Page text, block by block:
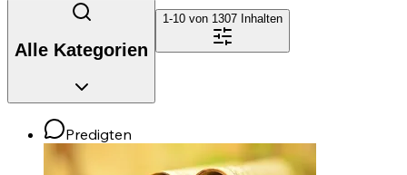
Alle Kategorien
1-10 von 1307 Inhalten
Predigten